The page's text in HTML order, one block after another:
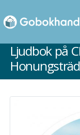
Ljudbok på